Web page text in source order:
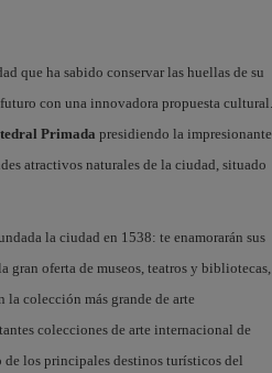
que ha sabido conservar las huellas de su
con una innovadora propuesta cultural.
Primada presidiendo la impresionante
atractivos naturales de la ciudad, situado
la ciudad en 1538: te enamorarán sus
gran oferta de museos, teatros y bibliotecas,
la colección más grande de arte
colecciones de arte internacional de
de los principales destinos turísticos del